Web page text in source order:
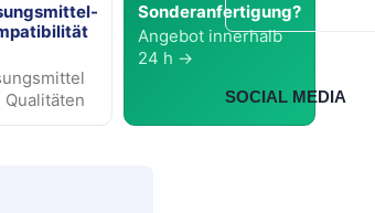
Qualitäten
Sonderanfertigung?
Angebot innerhalb
24 h →
SOCIAL MEDIA